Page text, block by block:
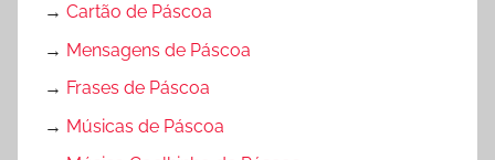
→ Cartão de Páscoa
→ Mensagens de Páscoa
→ Frases de Páscoa
→ Músicas de Páscoa